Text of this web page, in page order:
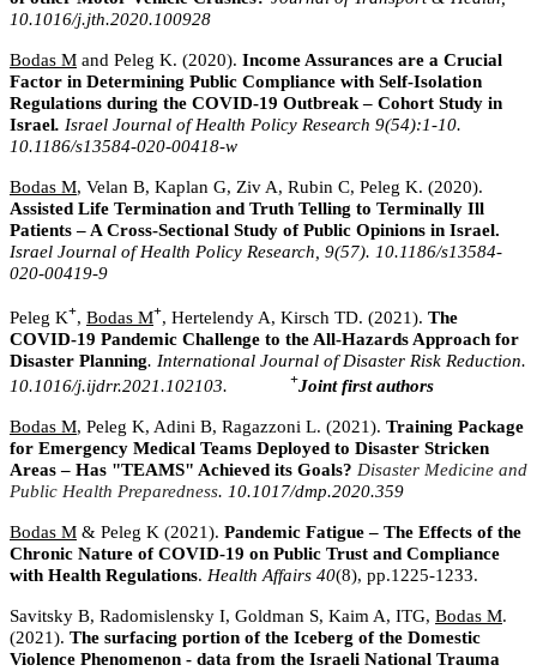
10.1016/j.jth.2020.100928
Bodas M and Peleg K. (2020). Income Assurances are a Crucial
Factor in Determining Public Compliance with Self-Isolation
Regulations during the COVID-19 Outbreak – Cohort Study in
Israel. Israel Journal of Health Policy Research 9(54):1-10.
10.1186/s13584-020-00418-w
Bodas M, Velan B, Kaplan G, Ziv A, Rubin C, Peleg K. (2020).
Assisted Life Termination and Truth Telling to Terminally Ill
Patients – A Cross-Sectional Study of Public Opinions in Israel.
Israel Journal of Health Policy Research, 9(57). 10.1186/s13584-
020-00419-9
Peleg K+, Bodas M+, Hertelendy A, Kirsch TD. (2021). The
COVID-19 Pandemic Challenge to the All-Hazards Approach for
Disaster Planning. International Journal of Disaster Risk Reduction.
10.1016/j.ijdrr.2021.102103.
+Joint first authors
Bodas M, Peleg K, Adini B, Ragazzoni L. (2021). Training Package
for Emergency Medical Teams Deployed to Disaster Stricken
Areas – Has "TEAMS" Achieved its Goals? Disaster Medicine and
Public Health Preparedness. 10.1017/dmp.2020.359
Bodas M & Peleg K (2021). Pandemic Fatigue – The Effects of the
Chronic Nature of COVID-19 on Public Trust and Compliance
with Health Regulations. Health Affairs 40(8), pp.1225-1233.
Savitsky B, Radomislensky I, Goldman S, Kaim A, ITG, Bodas M.
(2021). The surfacing portion of the Iceberg of the Domestic
Violence Phenomenon - data from the Israeli National Trauma